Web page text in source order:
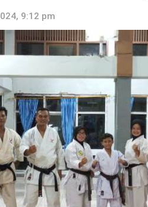
9:12 pm